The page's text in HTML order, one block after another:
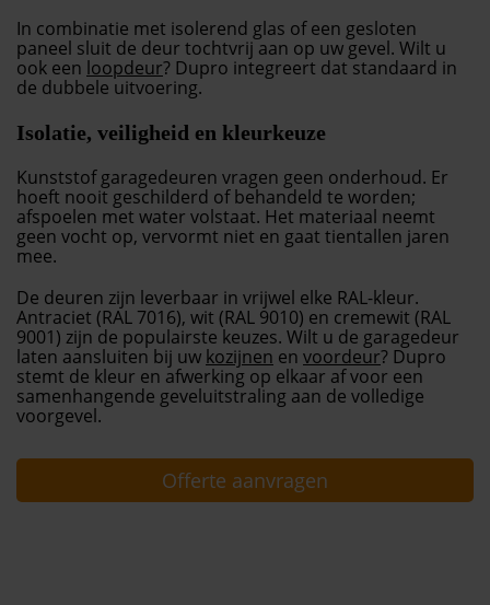
In combinatie met isolerend glas of een gesloten
paneel sluit de deur tochtvrij aan op uw gevel. Wilt u
ook een loopdeur? Dupro integreert dat standaard in
de dubbele uitvoering.
Isolatie, veiligheid en kleurkeuze
Kunststof garagedeuren vragen geen onderhoud. Er
hoeft nooit geschilderd of behandeld te worden;
afspoelen met water volstaat. Het materiaal neemt
geen vocht op, vervormt niet en gaat tientallen jaren
mee.
De deuren zijn leverbaar in vrijwel elke RAL-kleur.
Antraciet (RAL 7016), wit (RAL 9010) en cremewit (RAL
9001) zijn de populairste keuzes. Wilt u de garagedeur
laten aansluiten bij uw kozijnen en voordeur? Dupro
stemt de kleur en afwerking op elkaar af voor een
samenhangende geveluitstraling aan de volledige
voorgevel.
Offerte aanvragen